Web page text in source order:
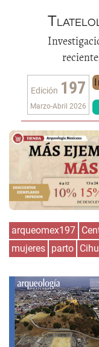
Edición 197
Marzo-Abril 2026
arqueomex197
mujeres parto